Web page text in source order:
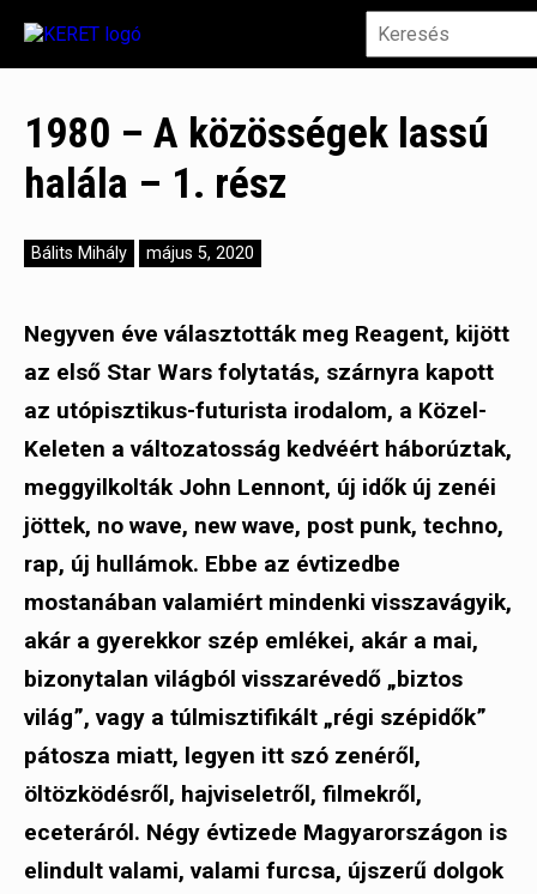
1980 – A közösségek lassú
halála – 1. rész
Bálits Mihály május 5, 2020
Negyven éve választották meg Reagent, kijött
az első Star Wars folytatás, szárnyra kapott
az utópisztikus-futurista irodalom, a Közel-
Keleten a változatosság kedvéért háborúztak,
meggyilkolták John Lennont, új idők új zenéi
jöttek, no wave, new wave, post punk, techno,
rap, új hullámok. Ebbe az évtizedbe
mostanában valamiért mindenki visszavágyik,
akár a gyerekkor szép emlékei, akár a mai,
bizonytalan világból visszarévedő „biztos
világ”, vagy a túlmisztifikált „régi szépidők”
pátosza miatt, legyen itt szó zenéről,
öltözködésről, hajviseletről, filmekről,
eceteráról. Négy évtizede Magyarországon is
elindult valami, valami furcsa, újszerű dolgok